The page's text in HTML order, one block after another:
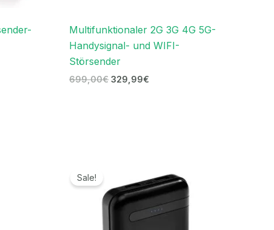
Multifunktionaler 2G 3G 4G 5G-
Handysignal- und WIFI-
Störsender
699,00€ 329,99€
Sale!
war:
239,00€
ist:
119,99€.